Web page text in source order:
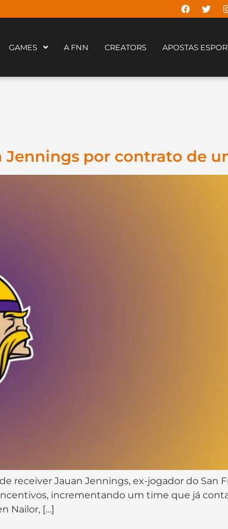
GAMES A FNN CREATORS APOSTAS
Jennings por contrato de
receiver Jauan Jennings, ex-jogador do San
incrementando um time que já
Nailor, […]